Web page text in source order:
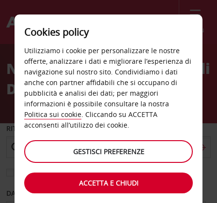
Menù
Welcome
AvisNoleggio auto Aeroporto di
Douala
RITIRO DA
Scegli una località di riconsegna diversa
DAL GIORNO AL GIORNO
Cookies policy
Utilizziamo i cookie per personalizzare le nostre
offerte, analizzare i dati e migliorare l’esperienza di
navigazione sul nostro sito. Condividiamo i dati
anche con partner affidabili che si occupano di
pubblicità e analisi dei dati; per maggiori
informazioni è possibile consultare la nostra
Politica sui cookie. Cliccando su ACCETTA
acconsenti all’utilizzo dei cookie.
GESTISCI PREFERENZE
ACCETTA E CHIUDI